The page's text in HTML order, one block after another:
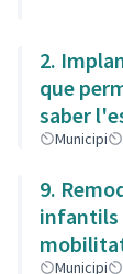
2.
que
saber
Municipi
9.
infantils
Municipi